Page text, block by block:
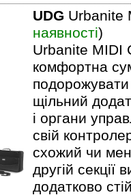
UDG Urbanite
наявності)
Urbanite MIDI
комфортна
щільний
і органи
свій
схожий чи
другій
додатково